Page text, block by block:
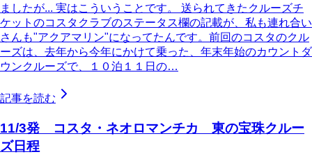
ましたが... 実はこういうことです。 送られてきたクルーズチ
ケットのコスタクラブのステータス欄の記載が、私も連れ合い
さんも"アクアマリン"になってたんです。前回のコスタのクル
ーズは、去年から今年にかけて乗った、年末年始のカウントダ
ウンクルーズで、１０泊１１日の…
記事を読む
11/3発 コスタ・ネオロマンチカ 東の宝珠クルー
ズ日程